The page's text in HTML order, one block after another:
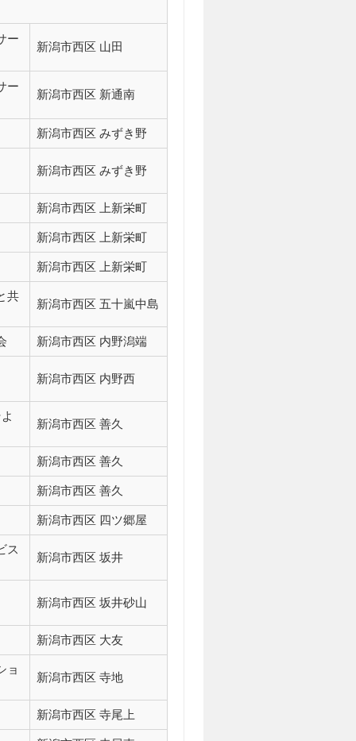
ー
新潟市西区 山田
ー
新潟市西区 新通南
新潟市西区 みずき野
新潟市西区 みずき野
新潟市西区 上新栄町
新潟市西区 上新栄町
新潟市西区 上新栄町
共
新潟市西区 五十嵐中島
新潟市西区 内野潟端
新潟市西区 内野西
新潟市西区 善久
新潟市西区 善久
新潟市西区 善久
新潟市西区 四ツ郷屋
ス
新潟市西区 坂井
新潟市西区 坂井砂山
新潟市西区 大友
ョ
新潟市西区 寺地
新潟市西区 寺尾上